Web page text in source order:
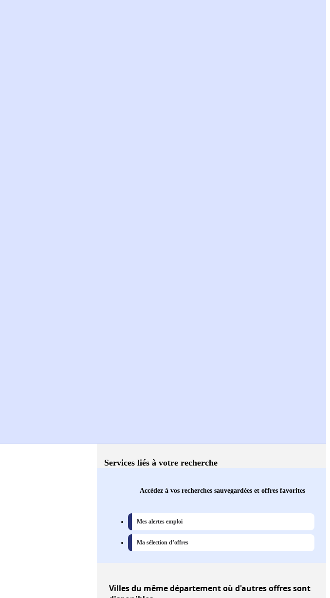
Services liés à votre recherche
Accédez à vos recherches sauvegardées et offres favorites
Mes alertes emploi
Ma sélection d’offres
Villesdu même département où d'autres offres sont